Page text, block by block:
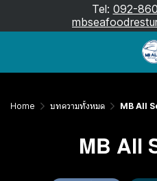
Tel: 092-
Home บทความทั้งหมด MB All
MB All